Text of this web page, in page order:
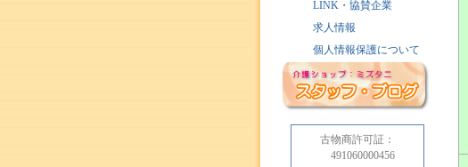
LINK・協賛企業
求人情報
個人情報保護について
古物商許可証：
491060000456